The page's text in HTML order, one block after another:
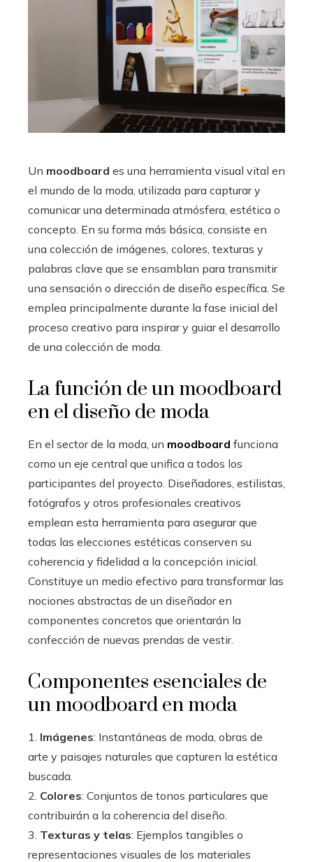
Un moodboard es una herramienta visual vital en
el mundo de la moda, utilizada para capturar y
comunicar una determinada atmósfera, estética o
concepto. En su forma más básica, consiste en
una colección de imágenes, colores, texturas y
palabras clave que se ensamblan para transmitir
una sensación o dirección de diseño específica. Se
emplea principalmente durante la fase inicial del
proceso creativo para inspirar y guiar el desarrollo
de una colección de moda.
La función de un moodboard
en el diseño de moda
En el sector de la moda, un moodboard funciona
como un eje central que unifica a todos los
participantes del proyecto. Diseñadores, estilistas,
fotógrafos y otros profesionales creativos
emplean esta herramienta para asegurar que
todas las elecciones estéticas conserven su
coherencia y fidelidad a la concepción inicial.
Constituye un medio efectivo para transformar las
nociones abstractas de un diseñador en
componentes concretos que orientarán la
confección de nuevas prendas de vestir.
Componentes esenciales de
un moodboard en moda
1. Imágenes: Instantáneas de moda, obras de
arte y paisajes naturales que capturen la estética
buscada.
2. Colores: Conjuntos de tonos particulares que
contribuirán a la coherencia del diseño.
3. Texturas y telas: Ejemplos tangibles o
representaciones visuales de los materiales